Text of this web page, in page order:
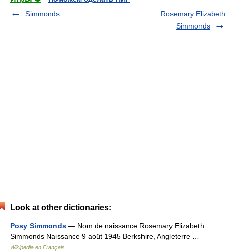
Simmonds
Rosemary Elizabeth
Simmonds
Look at other dictionaries:
Posy Simmonds — Nom de naissance Rosemary Elizabeth
Simmonds Naissance 9 août 1945 Berkshire, Angleterre …
Wikipédia en Français